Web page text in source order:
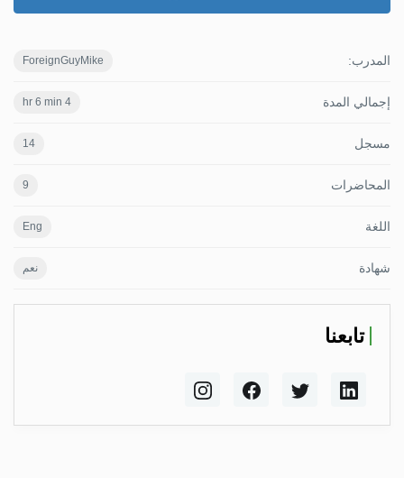
المدرب: ForeignGuyMike
إجمالي المدة 4 hr 6 min
مسجل 14
المحاضرات 9
اللغة Eng
شهادة نعم
تابعنا